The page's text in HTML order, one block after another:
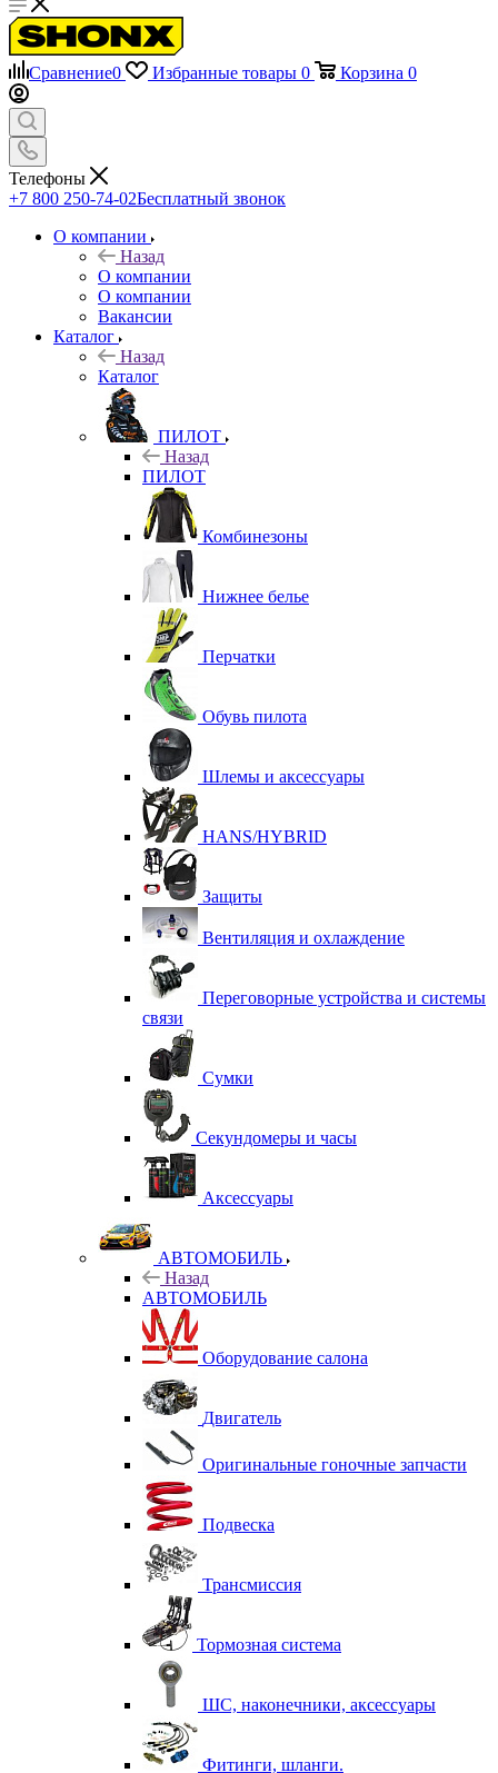
Сравнение0 Избранные товары 0 Корзина 0
Телефоны
+7 800 250-74-02Бесплатный звонок
О компании
Назад
О компании
О компании
Вакансии
Каталог
Назад
Каталог
ПИЛОТ
Назад
ПИЛОТ
Комбинезоны
Нижнее белье
Перчатки
Обувь пилота
Шлемы и аксессуары
HANS/HYBRID
Защиты
Вентиляция и охлаждение
Переговорные устройства и системы
связи
Сумки
Секундомеры и часы
Аксессуары
АВТОМОБИЛЬ
Назад
АВТОМОБИЛЬ
Оборудование салона
Двигатель
Оригинальные гоночные запчасти
Подвеска
Трансмиссия
Тормозная система
ШС, наконечники, аксессуары
Фитинги, шланги.